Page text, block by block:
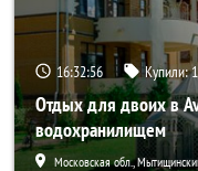
16:32:55 Купили:
Отдых для двоих в
водохранилищем
Московская обл.,